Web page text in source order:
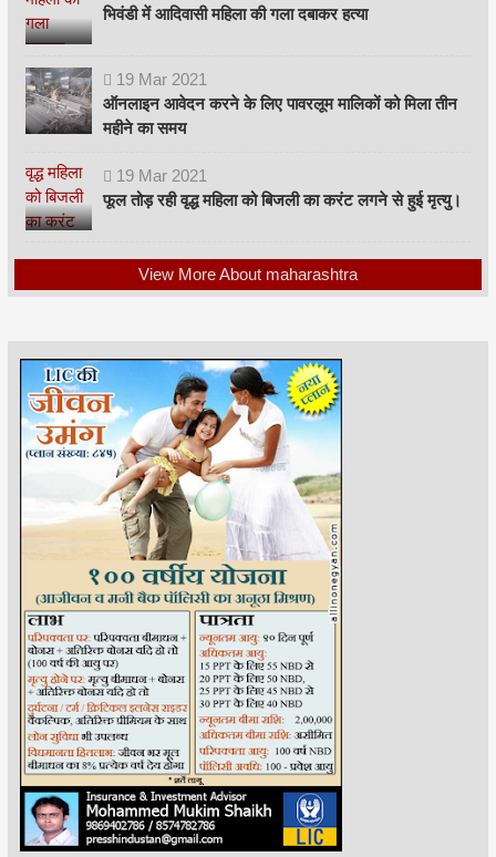
भिवंडी में आदिवासी महिला की गला दबाकर हत्या
19 Mar 2021
ऑनलाइन आवेदन करने के लिए पावरलूम मालिकों को मिला तीन
महीने का समय
19 Mar 2021
फूल तोड़ रही वृद्ध महिला को बिजली का करंट लगने से हुई मृत्यु।
View More About maharashtra